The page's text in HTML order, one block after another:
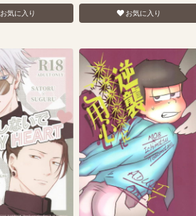
お気に入り お気に入り